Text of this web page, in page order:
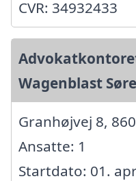
CVR: 34932433
Wagenblast
Granhøjvej 8,
Ansatte: 1
Startdato: 01.